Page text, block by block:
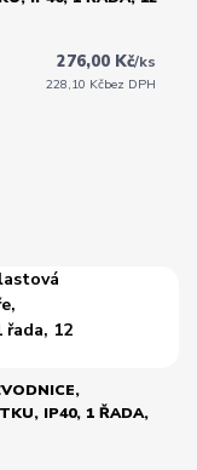
276,00 Kč/ks
228,10 Kčbez DPH
IP40, 1 ŘADA,